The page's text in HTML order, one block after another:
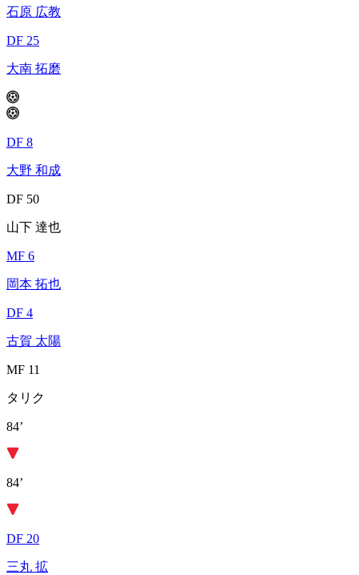
石原 広教
DF 25
大南 拓磨
DF 8
大野 和成
DF 50
山下 達也
MF 6
岡本 拓也
DF 4
古賀 太陽
MF 11
タリク
84’
84’
DF 20
三丸 拡